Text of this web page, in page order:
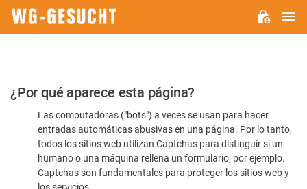
Por
favor,
confirme
humano
¿Por qué aparece esta página?
Las computadoras ("bots") a veces se usan para hacer
entradas automáticas abusivas en una página. Por lo tanto,
todos los sitios web utilizan Captchas para distinguir si un
humano o una máquina rellena un formulario, por ejemplo.
Captchas son fundamentales para proteger los sitios web y